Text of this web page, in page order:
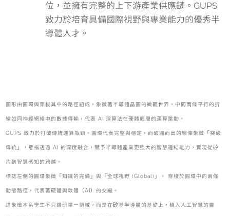
位，並擁有完整的上下游產業供應鏈。GUPS
致力於培育具備國際視野與專業能力的優秀半
導體人才。
圖形由圓環與穿梭其中的路徑組成，象徵著半導體晶圓的微觀世界。中間兩條平行的折
線如同神經網絡中的數據傳輸，代表 AI 演算法在硬體底層的運算跳動。
GUPS 致力於打破傳統運算瓶頸。圓環代表完整與穩定，而破圓而出的線條象徵「突破
傳統」，意指透過 AI 的深度融合，賦予半導體產業更強大的智慧連結能力，實現從矽
片到智慧感知的跨越。
標誌左側的圓環象徵「知識的完備」與「全球視野 (Global)」。 穿梭於圓環中的兩條
動態路徑，代表著硬體與軟體（AI）的交織。
這象徵本系學生不只鑽研單一領域，而是在矽基半導體的基礎上，植入人工智慧的靈